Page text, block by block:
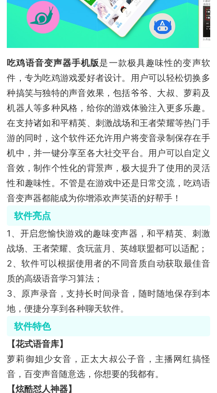
吃鸡语音变声器手机版是一款极具趣味性的变声软
件，专为吃鸡游戏爱好者设计。用户可以轻松切换多
种搞笑与独特的声音效果，包括爷爷、大叔、萝莉及
机器人等多种风格，给你的游戏体验注入更多乐趣。
在支持诸如和平精英、刺激战场和王者荣耀等热门手
游的同时，这个软件还允许用户将变音录制保存在手
机中，并一键分享至各大社交平台。用户可以自定义
音效，制作个性化的背景声，极大提升了使用的灵活
性和趣味性。不管是在游戏中还是日常交流，吃鸡语
音变声器都能成为你增添欢声笑语的好帮手！
软件亮点
1、开启您愉快游戏的趣味变声器，和平精英、刺激
战场、王者荣耀、贪玩蓝月、英雄联盟都可以适配；
2、软件可以根据使用者的不同音质自动获取最佳音
质的高级语音学习算法；
3、原声录音，支持长时间录音，随时随地保存到本
地，便捷分享到各种聊天软件。
软件特色
【花式语音库】
萝莉御姐少女音，正太大叔公子音，主播网红搞怪
音，百变声音随意选，你想要的我都有。
【炫酷怼人神器】